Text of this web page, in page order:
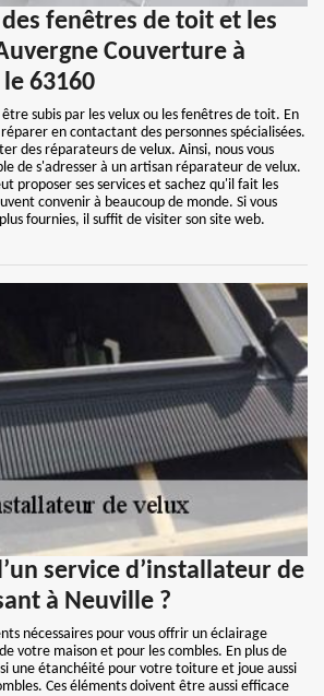
fenêtres de toit et les
Couverture à
63160
subis par les velux ou les fenêtres de toit. En
en contactant des personnes spécialisées.
des réparateurs de velux. Ainsi, nous vous
de s'adresser à un artisan réparateur de velux.
proposer ses services et sachez qu'il fait les
convenir à beaucoup de monde. Si vous
fournies, il suffit de visiter son site web.
service d’installateur de
à Neuville ?
nécessaires pour vous offrir un éclairage
votre maison et pour les combles. En plus de
une étanchéité pour votre toiture et joue aussi
Ces éléments doivent être aussi efficace